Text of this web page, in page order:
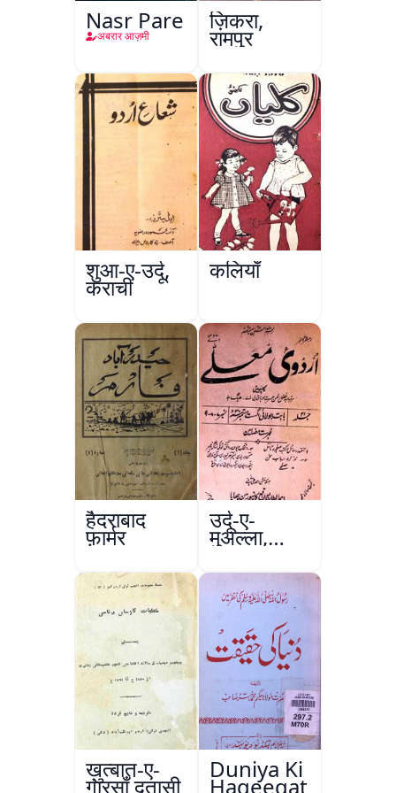
Nasr Pare
अबरार आज़मी
ज़िकरा,
रामपुर
शुआ-ए-उर्दू,
कराची
कलियाँ
हैदराबाद
फ़ार्मर
उर्दू-ए-
मुअल्ला,
कानपुर
ख़ुत्बात-ए-
गारसाँ दतासी
Duniya Ki
Haqeeqat